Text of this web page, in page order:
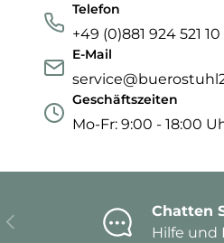
Telefon
+49 (0)881 924 521 10
E-Mail
Geschäftszeiten
Mo-Fr: 9:00 - 18:00
Vorherige
Chatten
Hilfe und